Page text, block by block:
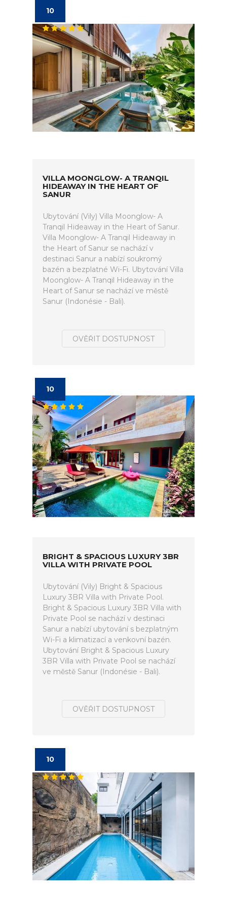
10
VILLA MOONGLOW- A TRANQIL
HIDEAWAY IN THE HEART OF
SANUR
Ubytování (Vily) Villa Moonglow- A
Tranqil Hideaway in the Heart of Sanur.
Villa Moonglow- A Tranqil Hideaway in
the Heart of Sanur se nachází v
destinaci Sanur a nabízí soukromý
bazén a bezplatné Wi-Fi. Ubytování Villa
Moonglow- A Tranqil Hideaway in the
Heart of Sanur se nachází ve městě
Sanur (Indonésie - Bali).
OVĚŘIT DOSTUPNOST
10
BRIGHT & SPACIOUS LUXURY 3BR
VILLA WITH PRIVATE POOL
Ubytování (Vily) Bright & Spacious
Luxury 3BR Villa with Private Pool.
Bright & Spacious Luxury 3BR Villa with
Private Pool se nachází v destinaci
Sanur a nabízí ubytování s bezplatným
Wi-Fi a klimatizací a venkovní bazén.
Ubytování Bright & Spacious Luxury
3BR Villa with Private Pool se nachází
ve městě Sanur (Indonésie - Bali).
OVĚŘIT DOSTUPNOST
10